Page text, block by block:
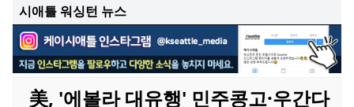
시애틀 워싱턴 뉴스
美, '에볼라 대유행' 민주콩고·우간다